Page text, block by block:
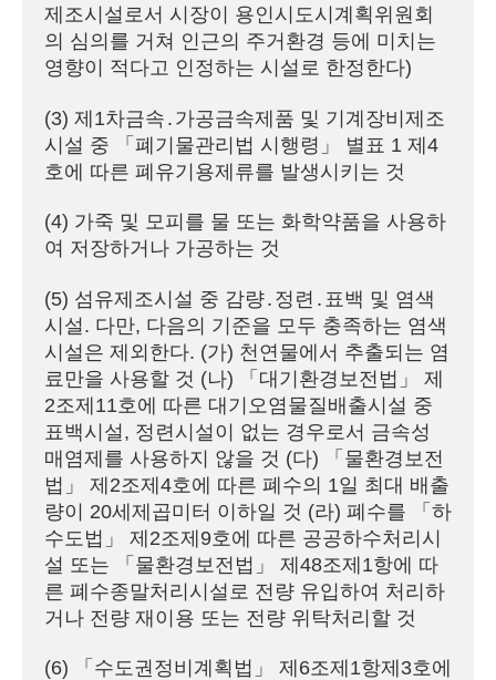
제조시설로서 시장이 용인시도시계획위원회
의 심의를 거쳐 인근의 주거환경 등에 미치는
영향이 적다고 인정하는 시설로 한정한다)
(3) 제1차금속․가공금속제품 및 기계장비제조
시설 중 「폐기물관리법 시행령」 별표 1 제4
호에 따른 폐유기용제류를 발생시키는 것
(4) 가죽 및 모피를 물 또는 화학약품을 사용하
여 저장하거나 가공하는 것
(5) 섬유제조시설 중 감량․정련․표백 및 염색
시설. 다만, 다음의 기준을 모두 충족하는 염색
시설은 제외한다. (가) 천연물에서 추출되는 염
료만을 사용할 것 (나) 「대기환경보전법」 제
2조제11호에 따른 대기오염물질배출시설 중
표백시설, 정련시설이 없는 경우로서 금속성
매염제를 사용하지 않을 것 (다) 「물환경보전
법」 제2조제4호에 따른 폐수의 1일 최대 배출
량이 20세제곱미터 이하일 것 (라) 폐수를 「하
수도법」 제2조제9호에 따른 공공하수처리시
설 또는 「물환경보전법」 제48조제1항에 따
른 폐수종말처리시설로 전량 유입하여 처리하
거나 전량 재이용 또는 전량 위탁처리할 것
(6) 「수도권정비계획법」 제6조제1항제3호에